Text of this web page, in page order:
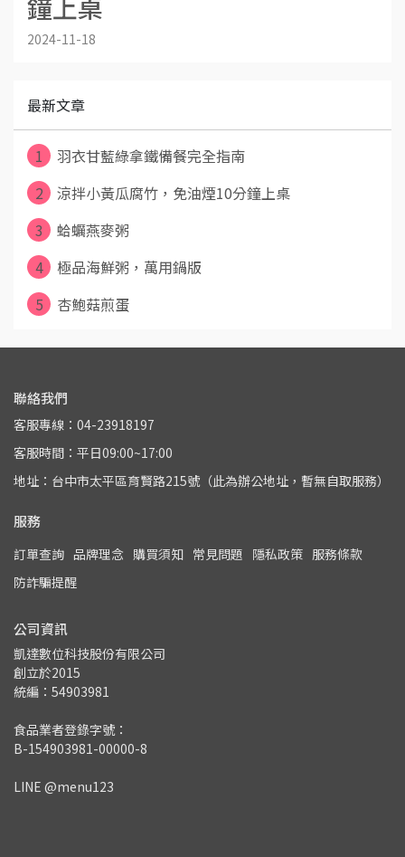
2024-11-18
最新文章
1
羽衣甘藍綠拿鐵備餐完全指南
2
涼拌小黃瓜腐竹，免油煙10分鐘上桌
3
蛤蠣燕麥粥
4
極品海鮮粥，萬用鍋版
5
杏鮑菇煎蛋
聯絡我們
客服專線：04-23918197
客服時間：平日09:00~17:00
地址：台中市太平區育賢路215號（此為辦公地址，暫無自取服務）
服務
訂單查詢 品牌理念 購買須知 常見問題 隱私政策 服務條款
防詐騙提醒
公司資訊
凱達數位科技股份有限公司
創立於2015
統編：54903981
食品業者登錄字號：
B-154903981-00000-8
LINE @menu123